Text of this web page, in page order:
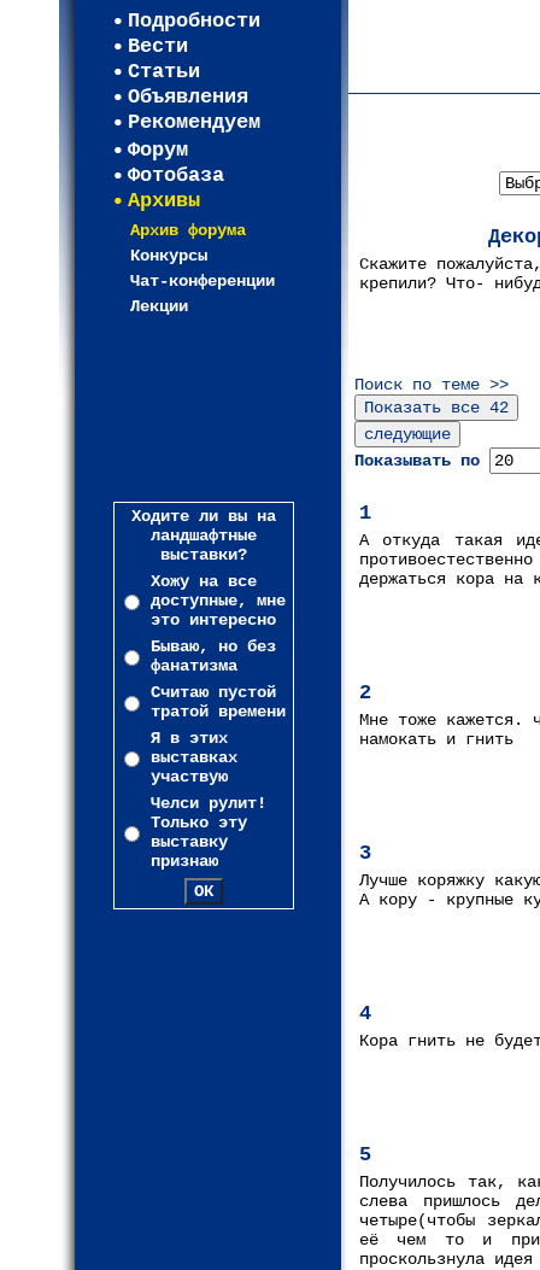
Подробности
Вести
Статьи
Объявления
Рекомендуем
Форум
Фотобаза
Архивы
Архив форума
Конкурсы
Чат-конференции
Лекции
Ходите ли вы на
ландшафтные
выставки?
Хожу на все
доступные, мне
это интересно
Бываю, но без
фанатизма
Считаю пустой
тратой времени
Я в этих
выставках
участвую
Челси рулит!
Только эту
выставку
признаю
Скажите
крепили? Что-
Поиск по теме >>
Показывать по
1
А откуда такая
держаться кора на
2
Мне тоже кажется.
намокать и гнить
3
Лучше коряжку
А кору - крупные
4
Кора гнить не
5
Получилось так,
слева пришлось
четыре(чтобы
её чем то и
проскользнула